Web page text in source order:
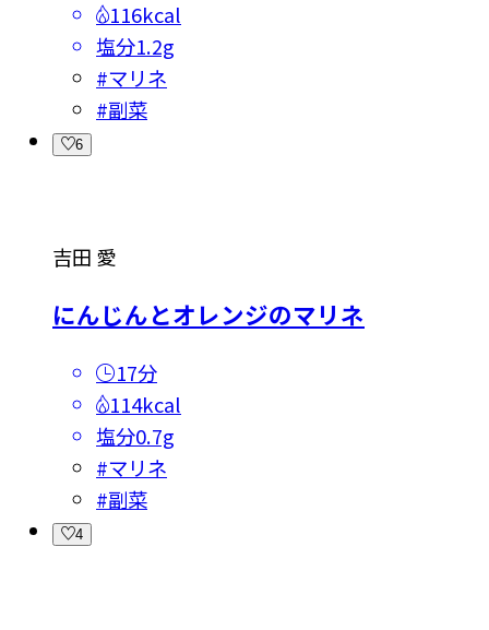
116kcal
塩分1.2g
#マリネ
#副菜
6
吉田 愛
にんじんとオレンジのマリネ
17分
114kcal
塩分0.7g
#マリネ
#副菜
4